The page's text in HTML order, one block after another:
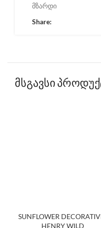
მზარდი
Share:
მსგავსი
SUNFLOWER
HENRY WILD